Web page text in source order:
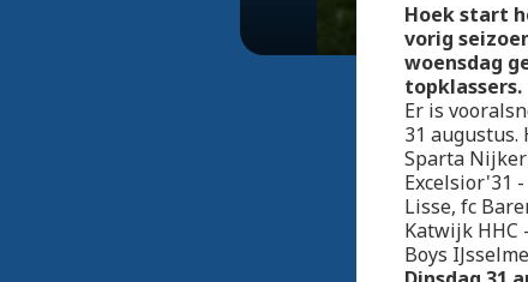
Hoek start
vorig
woensdag
topklassers.
Er is
31
Sparta
Excelsior'31
Lisse, fc
Katwijk HHC
Boys